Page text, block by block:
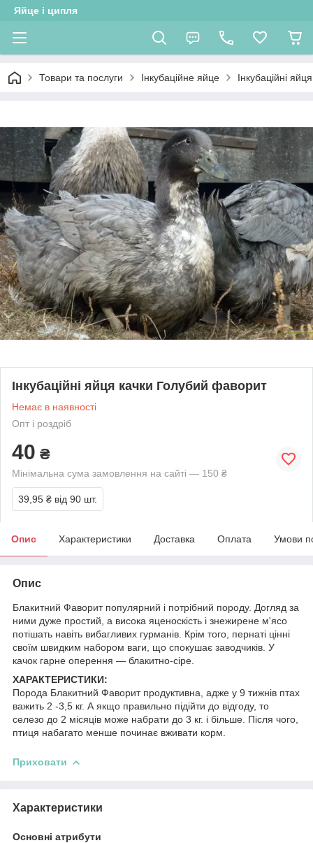
Яйце і ципля
Товари та послуги Інкубаційне яйце Інкубаційні
Інкубаційні яйця качки Голубий фаворит
Немає в наявності
Опт і роздріб
40 ₴
Мінімальна сума замовлення на сайті — 150 ₴
39,95 ₴ від 90 шт.
Опис Характеристики Доставка Оплата Умови
Опис
Блакитний Фаворит популярний і потрібний породу. Догляд за
ними дуже простий, а висока яценоскість і знежирене м'ясо
потішать навіть вибагливих гурманів. Крім того, пернаті цінні
своїм швидким набором ваги, що спокушає заводчиків. У
качок гарне оперення — блакитно-сіре.
ХАРАКТЕРИСТИКИ:
Порода Блакитний Фаворит продуктивна, адже у 9 тижнів птах
важить 2 -3,5 кг. А якщо правильно підійти до відгоду, то
селезо до 2 місяців може набрати до 3 кг. і більше. Після чого,
птиця набагато менше починає вживати корм.
Приховати
Характеристики
Основні атрибути